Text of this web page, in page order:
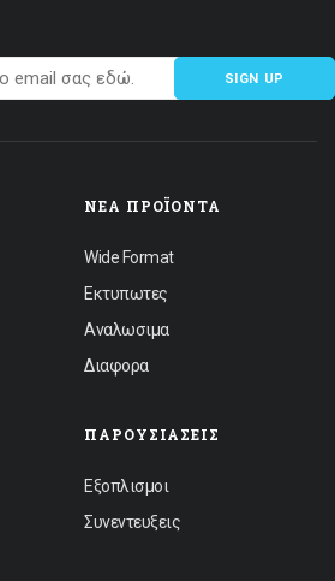
SIGN UP
ΝΈΑ ΠΡΟΪΌΝΤΑ
Wide Format
Εκτυπωτες
Αναλωσιμα
Διαφορα
ΠΑΡΟΥΣΙΆΣΕΙΣ
Εξοπλισμοι
Συνεντευξεις